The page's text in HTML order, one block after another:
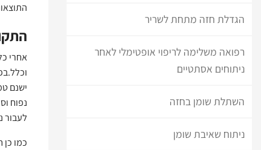
הגדלת חזה מתחת לשריר
רפואה משלימה לריפוי אופטימלי לאחר
ניתוחים אסתטיים
השתלת שומן בחזה
ניתוח שאיבת שומן
אחרי
ישנם
נפוח
לעבור
כמו